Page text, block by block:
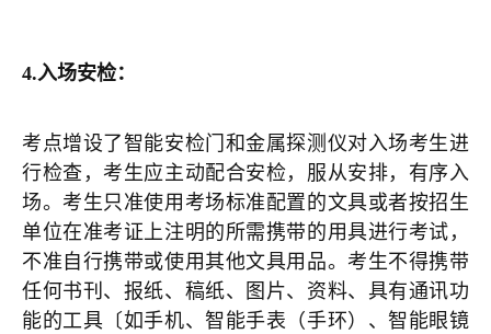
4.入场安检：
考点增设了智能安检门和金属探测仪对入场考生进
行检查，考生应主动配合安检，服从安排，有序入
场。 考生只准使用考场标准配置的文具或者按招生
单位在准考证上注明的所需携带的用具进行考试，
不准自行携带或使用其他文具用品。考生不得携带
任何书刊、报纸、稿纸、图片、资料、具有通讯功
能的工具〔如手机、智能手表（手环）、智能眼镜